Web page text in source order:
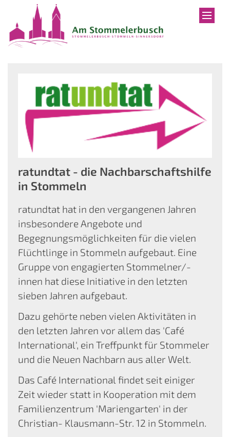
Zum Inhalt springen
ratundtat - die Nachbarschaftshilfe
in Stommeln
ratundtat hat in den vergangenen Jahren
insbesondere Angebote und
Begegnungsmöglichkeiten für die vielen
Flüchtlinge in Stommeln aufgebaut. Eine
Gruppe von engagierten Stommelner/-
innen hat diese Initiative in den letzten
sieben Jahren aufgebaut.
Dazu gehörte neben vielen Aktivitäten in
den letzten Jahren vor allem das 'Café
International', ein Treffpunkt für Stommeler
und die Neuen Nachbarn aus aller Welt.
Das Café International findet seit einiger
Zeit wieder statt in Kooperation mit dem
Familienzentrum 'Mariengarten' in der
Christian- Klausmann-Str. 12 in Stommeln.